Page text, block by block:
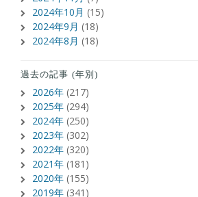
2024年10月 (15)
2024年9月 (18)
2024年8月 (18)
過去の記事 (年別)
2026年 (217)
2025年 (294)
2024年 (250)
2023年 (302)
2022年 (320)
2021年 (181)
2020年 (155)
2019年 (341)